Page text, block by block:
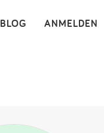
ANMELDEN
BLOG ×